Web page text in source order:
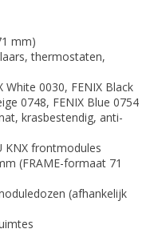
mm)
thermostaten,
White 0030, FENIX Black
0748, FENIX Blue 0754
krasbestendig, anti-
KNX frontmodules
(FRAME-formaat 71
(afhankelijk